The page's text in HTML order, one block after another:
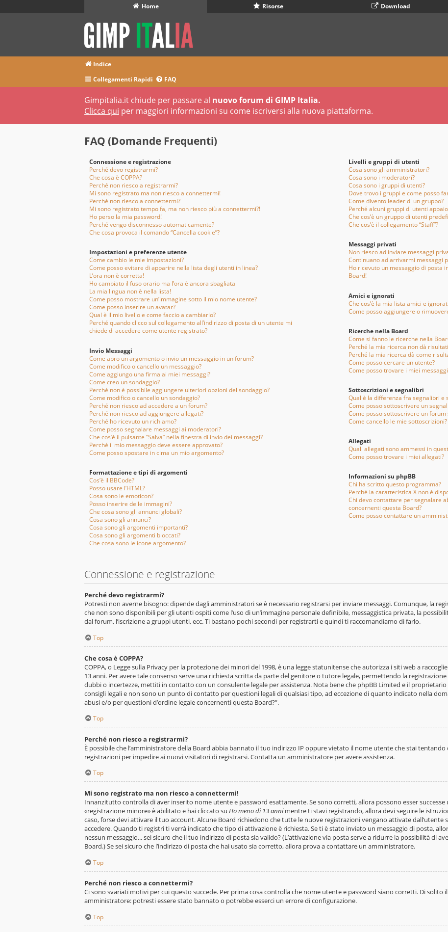
Home Risorse Download
Indice
Collegamenti Rapidi
FAQ
Gimpitalia.it chiude per passare al nuovo forum di GIMP Italia.
Clicca qui per maggiori informazioni su come iscriversi alla nuova piattaforma.
FAQ (Domande Frequenti)
Connessione e registrazione
Perché devo registrarmi?
Che cosa è COPPA?
Perché non riesco a registrarmi?
Mi sono registrato ma non riesco a connettermi!
Perché non riesco a connettermi?
Mi sono registrato tempo fa, ma non riesco più a connettermi?!
Ho perso la mia password!
Perché vengo disconnesso automaticamente?
Che cosa provoca il comando “Cancella cookie”?
Impostazioni e preferenze utente
Come cambio le mie impostazioni?
Come posso evitare di apparire nella lista degli utenti in linea?
L’ora non è corretta!
Ho cambiato il fuso orario ma l’ora è ancora sbagliata
La mia lingua non è nella lista!
Come posso mostrare un’immagine sotto il mio nome utente?
Come posso inserire un avatar?
Qual è il mio livello e come faccio a cambiarlo?
Perché quando clicco sul collegamento all’indirizzo di posta di un utente mi
chiede di accedere come utente registrato?
Invio Messaggi
Come apro un argomento o invio un messaggio in un forum?
Come modifico o cancello un messaggio?
Come aggiungo una firma ai miei messaggi?
Come creo un sondaggio?
Perché non è possibile aggiungere ulteriori opzioni del sondaggio?
Come modifico o cancello un sondaggio?
Perché non riesco ad accedere a un forum?
Perché non riesco ad aggiungere allegati?
Perché ho ricevuto un richiamo?
Come posso segnalare messaggi ai moderatori?
Che cos’è il pulsante “Salva” nella finestra di invio dei messaggi?
Perché il mio messaggio deve essere approvato?
Come posso spostare in cima un mio argomento?
Formattazione e tipi di argomenti
Cos’è il BBCode?
Posso usare l’HTML?
Cosa sono le emoticon?
Posso inserire delle immagini?
Che cosa sono gli annunci globali?
Cosa sono gli annunci?
Cosa sono gli argomenti importanti?
Cosa sono gli argomenti bloccati?
Che cosa sono le icone argomento?
Livelli e gruppi di utenti
Cosa sono gli amministratori?
Cosa sono i moderatori?
Cosa sono i gruppi di utenti?
Dove trovo i gruppi e come posso
Come divento leader di un gruppo?
Perché alcuni gruppi di utenti
Che cos’è un gruppo di utenti
Che cos’è il collegamento “Staff”?
Messaggi privati
Non riesco ad inviare messaggi
Continuano ad arrivarmi messaggi
Ho ricevuto un messaggio di posta
Board!
Amici e ignorati
Che cos’è la mia lista amici e
Come posso aggiungere o
Ricerche nella Board
Come si fanno le ricerche nella
Perché la mia ricerca non dà
Perché la mia ricerca dà come
Come posso cercare un utente?
Come posso trovare i miei
Sottoscrizioni e segnalibri
Qual è la differenza fra segnalibri e
Come posso sottoscrivere un
Come posso sottoscrivere un forum
Come cancello le mie sottoscrizioni?
Allegati
Quali allegati sono ammessi in
Come posso trovare i miei allegati?
Informazioni su phpBB
Chi ha scritto questo programma?
Perché la caratteristica X non è
Chi devo contattare per segnalare
concernenti questa Board?
Come posso contattare un
Connessione e registrazione
Perché devo registrarmi?
Potresti non averne bisogno: dipende dagli amministratori se è necessario registrarsi per inviare messaggi. Comunque, la
che non sono disponibili per gli utenti ospiti come l’uso di un’immagine personale definibile, messaggistica privata, la
dal forum, l’iscrizione a gruppi utenti, ecc. Ti bastano pochi secondi per registrarti e quindi ti raccomandiamo di farlo.
Top
Che cosa è COPPA?
COPPA, o Legge sulla Privacy per la protezione dei minori del 1998, è una legge statunitense che autorizza i siti web a
13 anni. Per avere tale consenso serve una richiesta scritta da parte del genitore o tutore legale, permettendo la
dubbi o incertezze, mettiti in contatto con un consulente legale per assistenza. Nota bene che phpBB Limited e il
consigli legali e non sono un punto di contatto per questioni legali di qualsiasi tipo, ad eccezione di quanto indicato nella
abusi e/o per questioni d’ordine legale concernenti questa Board?”.
Top
Perché non riesco a registrarmi?
È possibile che l’amministratore della Board abbia bannato il tuo indirizzo IP oppure vietato il nome utente che stai
registrazioni per impedire ai nuovi visitatori di registrarsi. Contatta un amministratore per avere assistenza.
Top
Mi sono registrato ma non riesco a connettermi!
Innanzitutto controlla di aver inserito nome utente e password esattamente. Se sono corretti, allora possono esser successe
«registrazione minore» è abilitato e hai cliccato su Ho meno di 13 annimentre ti stavi registrando, allora devi seguire le
caso, forse devi attivare il tuo account. Alcune Board richiedono che tutte le nuove registrazioni vengano attivate
accedere. Quando ti registri ti verrà indicato che tipo di attivazione è richiesta. Se ti è stato inviato un messaggio di posta,
nessun messaggio... sei sicuro che il tuo indirizzo di posta sia valido? (L’attivazione via posta serve a ridurre la possibilità di
Board.) Se sei sicuro che l’indirizzo di posta che hai usato sia corretto, allora prova a contattare un amministratore.
Top
Perché non riesco a connettermi?
Ci sono svariati motivi per cui questo succede. Per prima cosa controlla che nome utente e password siano corretti. Di
amministratore: potresti essere stato bannato o potrebbe esserci un errore di configurazione.
Top